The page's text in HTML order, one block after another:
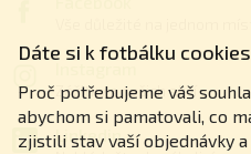
Dáte si k fotbálku
Proč potřebujeme váš
abychom si pamatovali, co
zjistili stav vaší objednávky
Zážitky z našich akcí
Linkedin